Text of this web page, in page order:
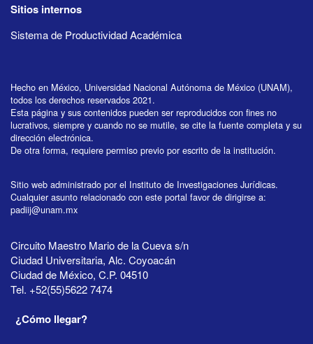
Sitios internos
Sistema de Productividad Académica
Hecho en México, Universidad Nacional Autónoma de México (UNAM),
todos los derechos reservados 2021.
Esta página y sus contenidos pueden ser reproducidos con fines no
lucrativos, siempre y cuando no se mutile, se cite la fuente completa y su
dirección electrónica.
De otra forma, requiere permiso previo por escrito de la institución.
Sitio web administrado por el Instituto de Investigaciones Jurídicas.
Cualquier asunto relacionado con este portal favor de dirigirse a:
padiij@unam.mx
Circuito Maestro Mario de la Cueva s/n
Ciudad Universitaria, Alc. Coyoacán
Ciudad de México, C.P. 04510
Tel. +52(55)5622 7474
¿Cómo llegar?